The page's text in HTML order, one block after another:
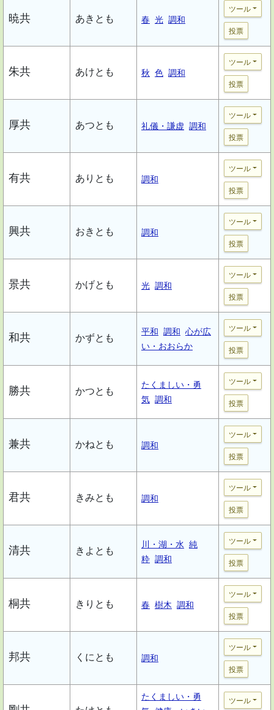
暁共 あきとも 春 光 調和
ツール
投票
朱共 あけとも 秋 色 調和
ツール
投票
厚共 あつとも 礼儀・謙虚 調和
ツール
投票
有共 ありとも 調和
ツール
投票
興共 おきとも 調和
ツール
投票
景共 かげとも 光 調和
ツール
投票
和共 かずとも
平和 調和 心が広
い・おおらか
ツール
投票
勝共 かつとも
たくましい・勇
気 調和
ツール
投票
兼共 かねとも 調和
ツール
投票
君共 きみとも 調和
ツール
投票
清共 きよとも
川・湖・水 純
粋 調和
ツール
投票
桐共 きりとも 春 樹木 調和
ツール
投票
邦共 くにとも 調和
ツール
投票
たくましい・勇
ツール